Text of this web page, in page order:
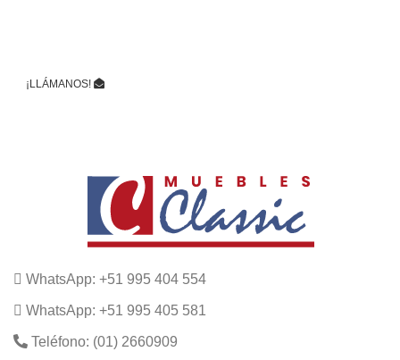
¡LLÁMANOS!
WhatsApp: +51 995 404 554
WhatsApp: +51 995 405 581
Teléfono: (01) 2660909